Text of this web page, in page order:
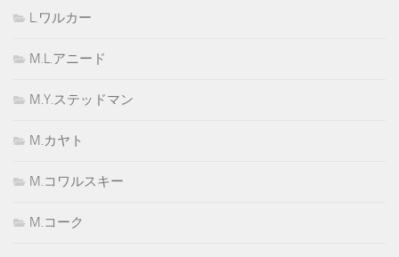
L.ワルカー
M.L.アニード
M.Y.ステッドマン
M.カヤト
M.コワルスキー
M.コーク